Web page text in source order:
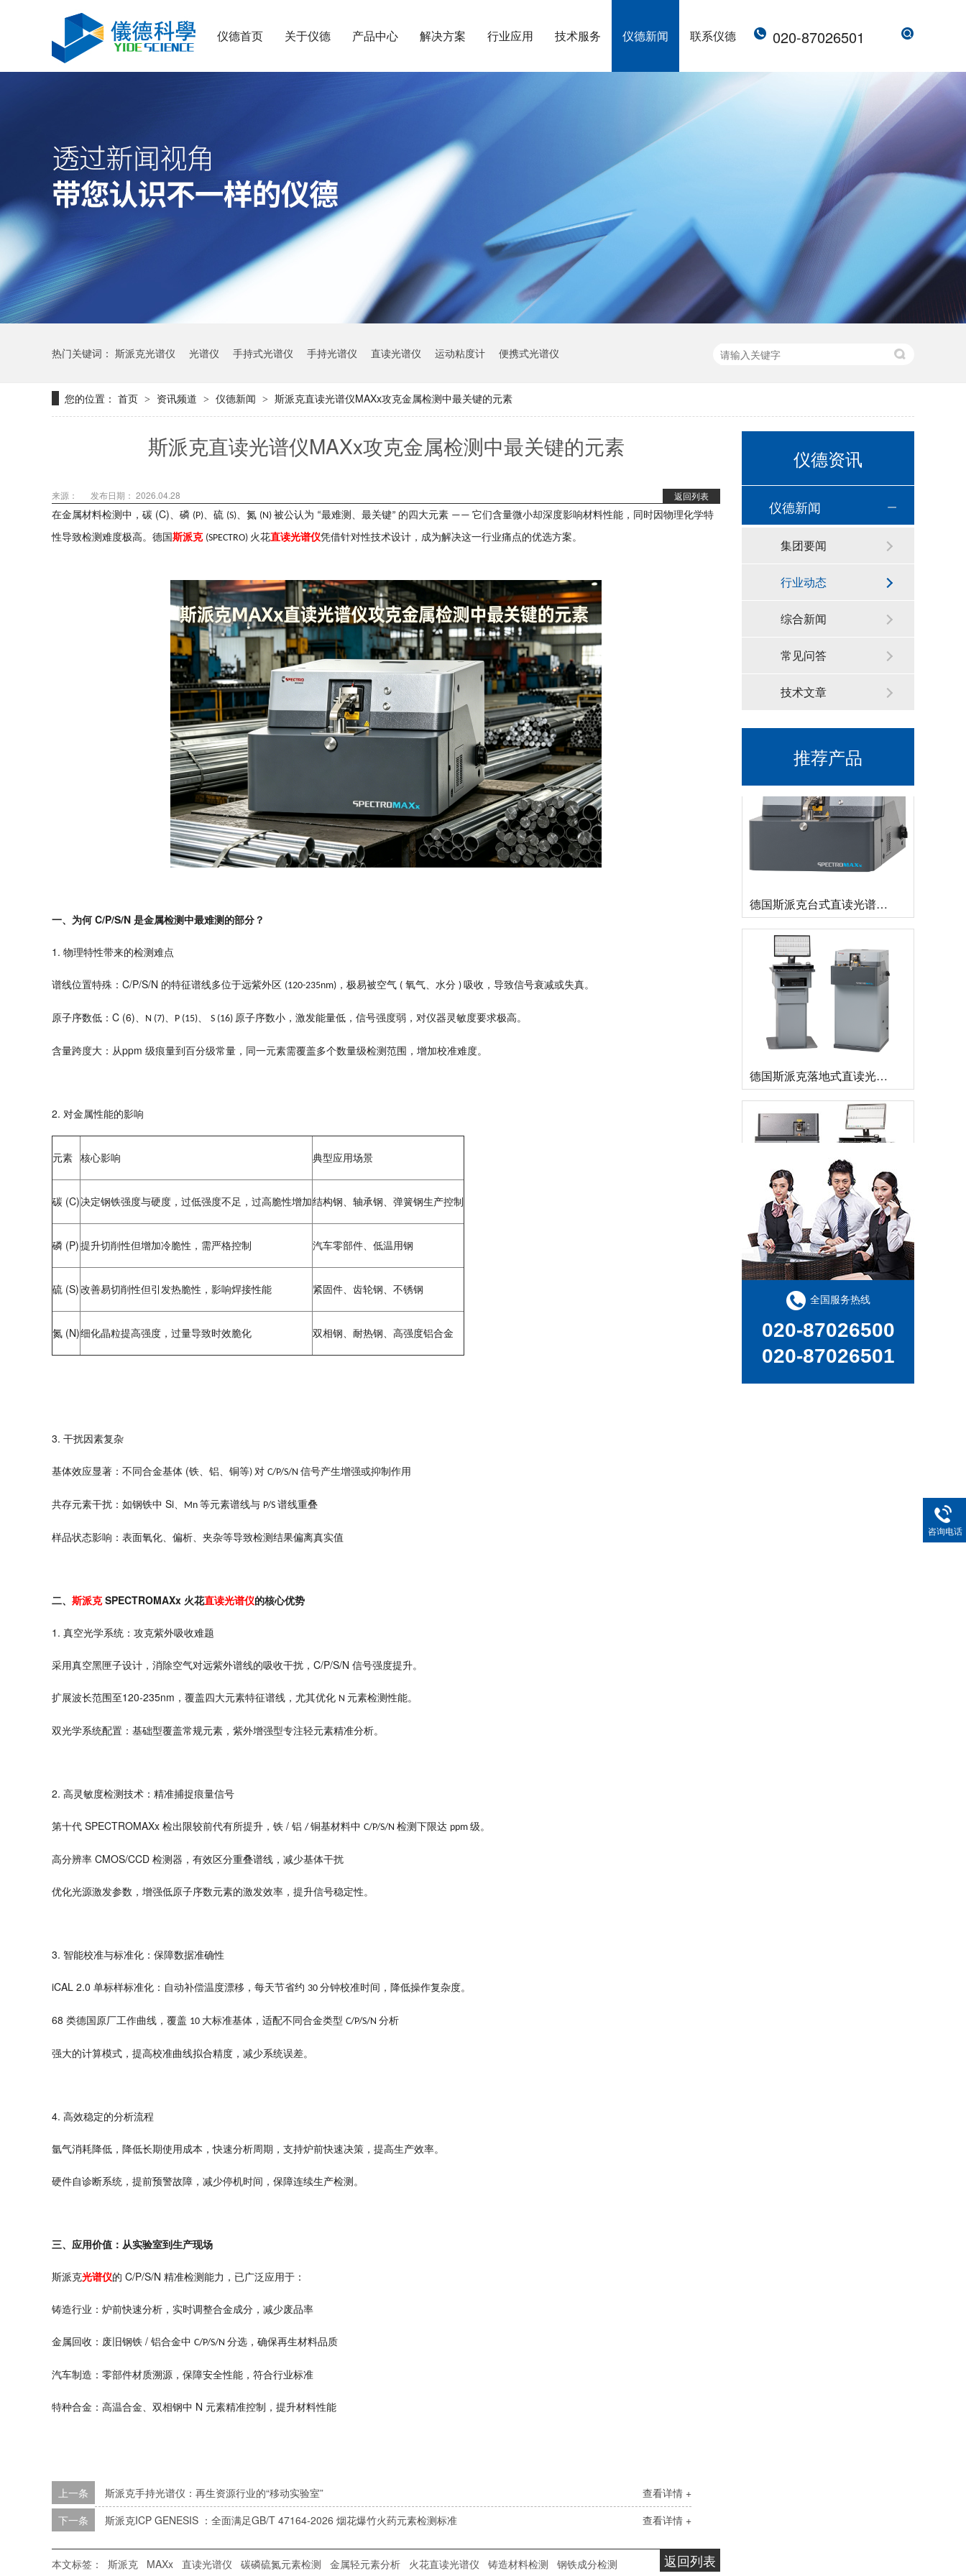
仪德首页 关于仪德 产品中心 解决方案 行业应用 技术服务 仪德新闻 联系仪德 020-87026501
热门关键词： 斯派克光谱仪 光谱仪 手持式光谱仪 手持光谱仪 直读光谱仪 运动粘度计 便携式光谱仪
您的位置： 首页 > 资讯频道 > 仪德新闻 > 斯派克直读光谱仪MAXx攻克金属检测中最关键的元素
斯派克直读光谱仪MAXx攻克金属检测中最关键的元素
返回列表
来源： 发布日期： 2026.04.28
在金属材料检测中，碳 (C)、磷 (P)、硫 (S)、氮 (N) 被公认为 “最难测、最关键” 的四大元素 —— 它们含量微小却深度影响材料性能，同时因物理化学特
性导致检测难度极高。德国 斯派克 (SPECTRO) 火花直读光谱仪凭借针对性技术设计，成为解决这一行业痛点的优选方案。
一、为何 C/P/S/N 是金属检测中最难测的部分 ？
1. 物理特性带来的检测难点
谱线位置特殊： C/P/S/N 的特征谱线多位于远紫外区 (120-235nm) ，极易被空气 ( 氧气、水分 ) 吸收，导致信号衰减或失真。
原子序数低： C (6)、 N (7)、 P (15)、 S (16) 原子序数小，激发能量低，信号强度弱，对仪器灵敏度要求极高。
含量跨度大：从ppm 级痕量到百分级常量，同一元素需覆盖多个数量级检测范围，增加校准难度。
2. 对金属性能的影响
元素 核心影响 典型应用场景
碳 (C)决定钢铁强度与硬度，过低强度不足，过高脆性增加结构钢、轴承钢、弹簧钢生产控制
磷 (P) 提升切削性但增加冷脆性，需严格控制 汽车零部件、低温用钢
硫 (S) 改善易切削性但引发热脆性，影响焊接性能 紧固件、齿轮钢、不锈钢
氮 (N)细化晶粒提高强度，过量导致时效脆化 双相钢、耐热钢、高强度铝合金
3. 干扰因素复杂
基体效应显著：不同合金基体 (铁、铝、铜等) 对 C/P/S/N 信号产生增强或抑制作用
共存元素干扰：如钢铁中 Si、 Mn 等元素谱线与 P/S 谱线重叠
样品状态影响：表面氧化、偏析、夹杂等导致检测结果偏离真实值
二、 斯派克SPECTROMAXx 火花直读光谱仪的核心优势
1. 真空光学系统：攻克紫外吸收难题
采用真空黑匣子设计，消除空气对远紫外谱线的吸收干扰， C/P/S/N 信号强度提升。
扩展波长范围至 120-235nm ，覆盖四大元素特征谱线，尤其优化 N 元素检测性能。
双光学系统配置：基础型覆盖常规元素，紫外增强型专注轻元素精准分析。
2. 高灵敏度检测技术：精准捕捉痕量信号
第十代 SPECTROMAXx 检出限较前代有所提升，铁 / 铝 / 铜基材料中 C/P/S/N 检测下限达 ppm 级。
高分辨率 CMOS/CCD 检测器，有效区分重叠谱线，减少基体干扰
优化光源激发参数，增强低原子序数元素的激发效率，提升信号稳定性。
3. 智能校准与标准化：保障数据准确性
iCAL 2.0 单标样标准化：自动补偿温度漂移，每天节省约 30 分钟校准时间，降低操作复杂度。
68 类德国原厂工作曲线，覆盖 10 大标准基体，适配不同合金类型 C/P/S/N 分析
强大的计算模式，提高校准曲线拟合精度，减少系统误差。
4. 高效稳定的分析流程
氩气消耗降低，降低长期使用成本 ，快速分析周期，支持炉前快速决策，提高生产效率。
硬件自诊断系统，提前预警故障，减少停机时间，保障连续生产检测 。
三、应用价值：从实验室到生产现场
斯派克光谱仪的 C/P/S/N 精准检测能力，已广泛应用于：
铸造行业：炉前快速分析，实时调整合金成分，减少废品率
金属回收：废旧钢铁 / 铝合金中 C/P/S/N 分选，确保再生材料品质
汽车制造：零部件材质溯源，保障安全性能，符合行业标准
特种合金：高温合金、双相钢中 N 元素精准控制，提升材料性能
查看详情 +
上一条
斯派克手持光谱仪：再生资源行业的“移动实验室”
查看详情 +
下一条 斯派克ICP GENESIS ：全面满足GB/T 47164-2026 烟花爆竹火药元素检测标准
返回列表
本文标签： 斯派克 MAXx 直读光谱仪 碳磷硫氮元素检测 金属轻元素分析 火花直读光谱仪 铸造材料检测 钢铁成分检测
仪德资讯
仪德新闻
集团要闻
行业动态
综合新闻
常见问答
技术文章
推荐产品
直读光谱仪 直读光谱分析仪 LAB S
直读光谱仪 直读光谱分析仪 LAB S
全国服务热线
020-87026500
020-87026501
咨询电话